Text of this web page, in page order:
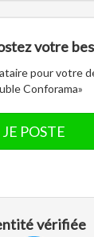
votre
pour votre
Conforama»
JE POSTE
vérifiée